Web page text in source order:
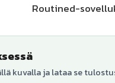
Routined-
kuvalla ja lataa se